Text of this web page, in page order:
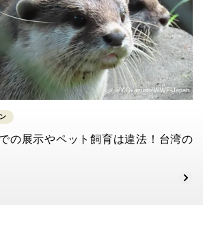
©Y.Okamoto/WWF-Japan
の展示やペット飼育は違法！台湾の